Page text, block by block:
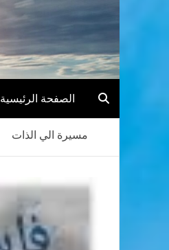
الصفحة الرئيسية
مسيرة الي الذات